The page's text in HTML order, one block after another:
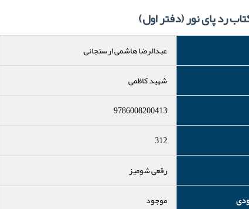
رد پای نور (دفتر اول)
عبدالرضا هاشمی ارسنجانی
شهید کاظمی
9786008200413
312
رقعی شومیز
موجود